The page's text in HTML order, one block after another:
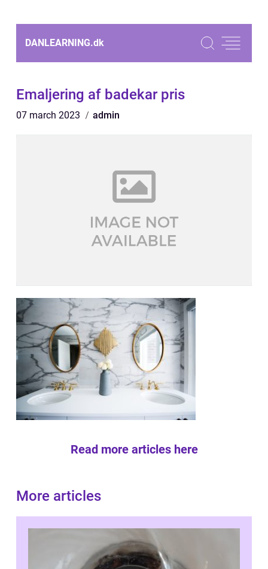
DANLEARNING.dk
Emaljering af badekar pris
07 march 2023 admin
Read more articles here
More articles